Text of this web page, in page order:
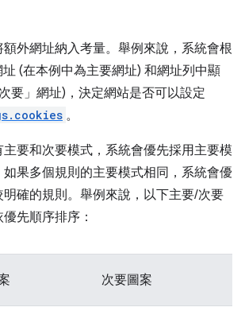
外網址納入考量。舉例來說，系統會根
(在本例中為主要網址) 和網址列中顯
要」網址)，決定網站是否可以設定
。
要和次要模式，系統會優先採用主要模
果多個規則的主要模式相同，系統會優
確的規則。舉例來說，以下主要/次要
先順序排序：
次要圖案